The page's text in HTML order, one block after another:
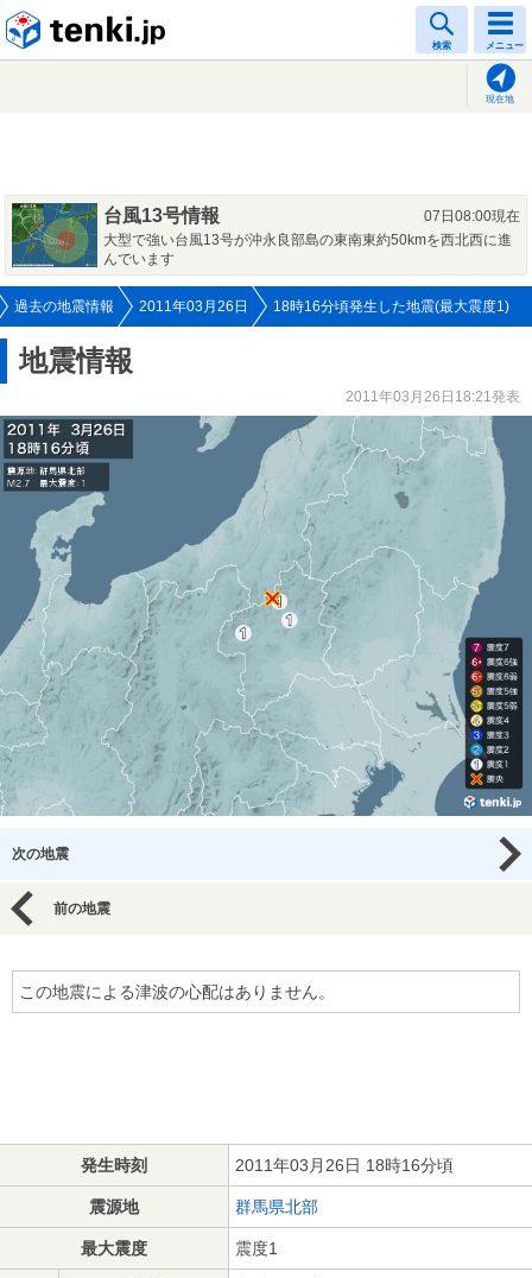
検索 メニュー
現在地
台風13号情報
07日08:00現在
大型で強い台風13号が沖永良部島の東南東約50kmを西北西に進
んでいます
過去の地震情報 2011年03月26日 18時16分頃発生した地震(最大震度1)
地震情報
2011年03月26日18:21発表
次の地震
前の地震
この地震による津波の心配はありません。
発生時刻 2011年03月26日 18時16分頃
震源地 群馬県北部
最大震度 震度1